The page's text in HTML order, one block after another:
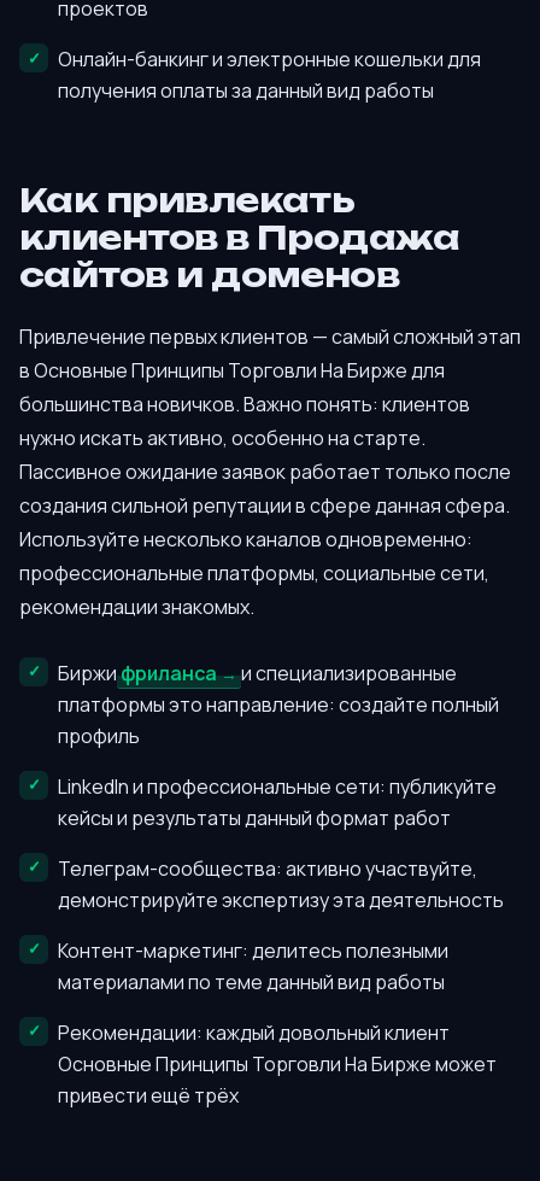
проектов
Онлайн-банкинг и электронные кошельки для
получения оплаты за данный вид работы
Как привлекать
клиентов в Продажа
сайтов и доменов
Привлечение первых клиентов — самый сложный этап
в Основные Принципы Торговли На Бирже для
большинства новичков. Важно понять: клиентов
нужно искать активно, особенно на старте.
Пассивное ожидание заявок работает только после
создания сильной репутации в сфере данная сфера.
Используйте несколько каналов одновременно:
профессиональные платформы, социальные сети,
рекомендации знакомых.
Биржифриланса
и специализированные
платформы это направление: создайте полный
профиль
LinkedIn и профессиональные сети: публикуйте
кейсы и результаты данный формат работ
Телеграм-сообщества: активно участвуйте,
демонстрируйте экспертизу эта деятельность
Контент-маркетинг: делитесь полезными
материалами по теме данный вид работы
Рекомендации: каждый довольный клиент
Основные Принципы Торговли На Бирже может
привести ещё трёх